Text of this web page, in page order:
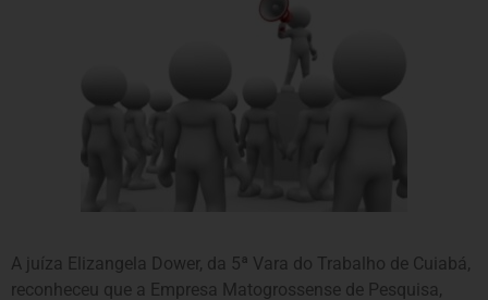
A juíza Elizangela Dower, da 5ª Vara do Trabalho de Cuiabá,
reconheceu que a Empresa Matogrossense de Pesquisa,